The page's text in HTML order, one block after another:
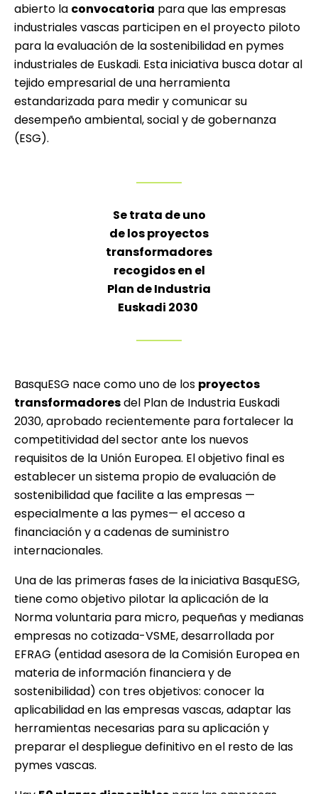
abierto la convocatoria para que las empresas
industriales vascas participen en el proyecto piloto
para la evaluación de la sostenibilidad en pymes
industriales de Euskadi. Esta iniciativa busca dotar al
tejido empresarial de una herramienta
estandarizada para medir y comunicar su
desempeño ambiental, social y de gobernanza
(ESG).
Se trata de uno
de los proyectos
transformadores
recogidos en el
Plan de Industria
Euskadi 2030
BasquESG nace como uno de los proyectos
transformadoresdel Plan de Industria Euskadi
2030, aprobado recientemente para fortalecer la
competitividad del sector ante los nuevos
requisitos de la Unión Europea. El objetivo final es
establecer un sistema propio de evaluación de
sostenibilidad que facilite a las empresas —
especialmente a las pymes— el acceso a
financiación y a cadenas de suministro
internacionales.
Una de las primeras fases de la iniciativa BasquESG,
tiene como objetivo pilotar la aplicación de la
Norma voluntaria para micro, pequeñas y medianas
empresas no cotizada-VSME, desarrollada por
EFRAG (entidad asesora de la Comisión Europea en
materia de información financiera y de
sostenibilidad) con tres objetivos: conocer la
aplicabilidad en las empresas vascas, adaptar las
herramientas necesarias para su aplicación y
preparar el despliegue definitivo en el resto de las
pymes vascas.